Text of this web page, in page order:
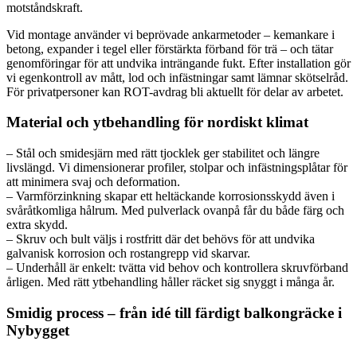
motståndskraft.
Vid montage använder vi beprövade ankarmetoder – kemankare i
betong, expander i tegel eller förstärkta förband för trä – och tätar
genomföringar för att undvika inträngande fukt. Efter installation gör
vi egenkontroll av mått, lod och infästningar samt lämnar skötselråd.
För privatpersoner kan ROT-avdrag bli aktuellt för delar av arbetet.
Material och ytbehandling för nordiskt klimat
– Stål och smidesjärn med rätt tjocklek ger stabilitet och längre
livslängd. Vi dimensionerar profiler, stolpar och infästningsplåtar för
att minimera svaj och deformation.
– Varmförzinkning skapar ett heltäckande korrosionsskydd även i
svåråtkomliga hålrum. Med pulverlack ovanpå får du både färg och
extra skydd.
– Skruv och bult väljs i rostfritt där det behövs för att undvika
galvanisk korrosion och rostangrepp vid skarvar.
– Underhåll är enkelt: tvätta vid behov och kontrollera skruvförband
årligen. Med rätt ytbehandling håller räcket sig snyggt i många år.
Smidig process – från idé till färdigt balkongräcke i
Nybygget